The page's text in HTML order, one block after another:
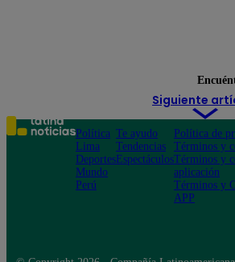
Siguiente
Política
Lima
Deportes
Mundo
Perú
Te ayudo
Tendencias
Espectáculos
Política de
Términos y
Términos y
aplicación
Términos y
APP